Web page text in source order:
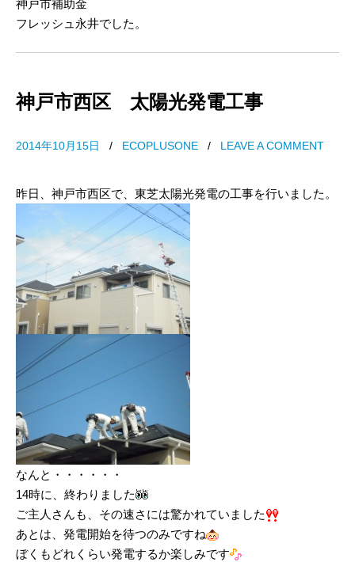
神戸市補助金
フレッシュ永井でした。
神戸市西区 太陽光発電工事
2014年10月15日 / ECOPLUSONE / LEAVE A COMMENT
昨日、神戸市西区で、東芝太陽光発電の工事を行いました。
なんと・・・・・・
14時に、終わりました
ご主人さんも、その速さには驚かれていました
あとは、発電開始を待つのみですね
ぼくもどれくらい発電するか楽しみです